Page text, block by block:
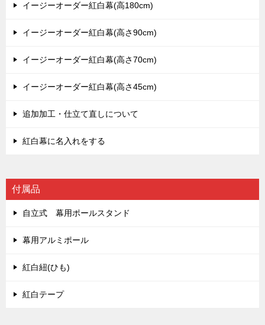
イージーオーダー紅白幕(高180cm)
イージーオーダー紅白幕(高さ90cm)
イージーオーダー紅白幕(高さ70cm)
イージーオーダー紅白幕(高さ45cm)
追加加工・仕立て直しについて
紅白幕に名入れをする
付属品
自立式 幕用ポールスタンド
幕用アルミポール
紅白紐(ひも)
紅白テープ